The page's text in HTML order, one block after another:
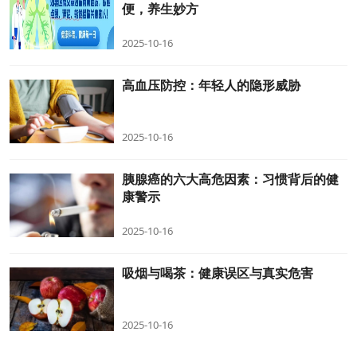
便，养生妙方
2025-10-16
高血压防控：年轻人的隐形威胁
2025-10-16
胰腺癌的六大高危因素：习惯背后的健
康警示
2025-10-16
吸烟与喝茶：健康误区与真实危害
2025-10-16